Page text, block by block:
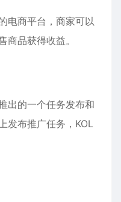
电商平台，商家可以
商品获得收益。
出的一个任务发布和
发布推广任务，KOL